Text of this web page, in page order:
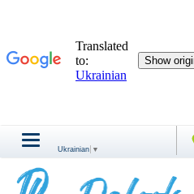
Ukrainian ▼